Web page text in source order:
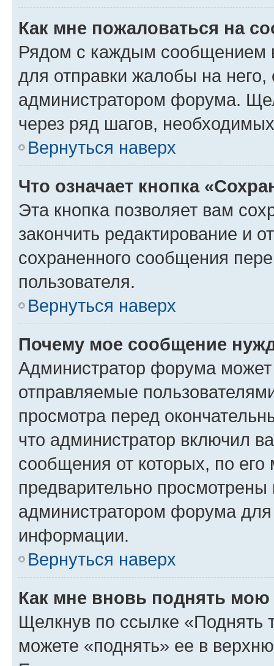
Как мне пожаловаться на
Рядом с каждым сообщением
для отправки жалобы на
администратором форума.
через ряд шагов,
Вернуться наверх
Что означает кнопка
Эта кнопка позволяет вам
закончить редактирование и
сохраненного сообщения
пользователя.
Вернуться наверх
Почему мое сообщение
Администратор форума
отправляемые
просмотра перед
что администратор включил
сообщения от которых, по
предварительно
администратором форума
информации.
Вернуться наверх
Как мне вновь поднять мою
Щелкнув по ссылке «Поднять
можете «поднять» ее в